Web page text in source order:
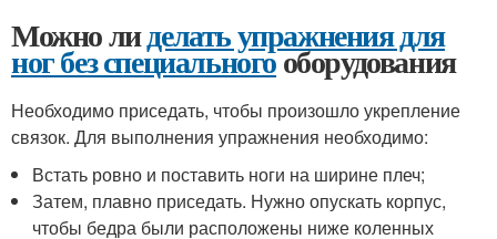
Можно лиделать упражнения для
ног без специальногооборудования
Необходимо приседать, чтобы произошло укрепление
связок. Для выполнения упражнения необходимо:
Встать ровно и поставить ноги на ширине плеч;
Затем, плавно приседать. Нужно опускать корпус,
чтобы бедра были расположены ниже коленных